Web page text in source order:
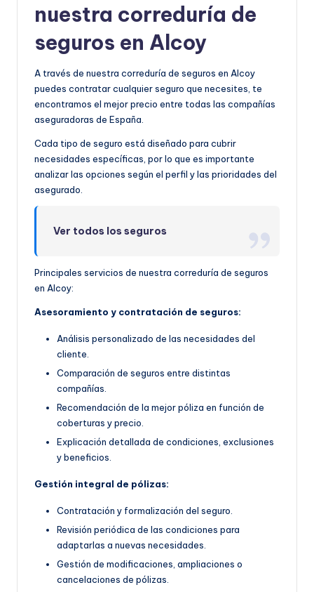
nuestra correduría de
seguros en Alcoy
A través de nuestra correduría de seguros en Alcoy
puedes contratar cualquier seguro que necesites, te
encontramos el mejor precio entre todas las compañías
aseguradoras de España.
Cada tipo de seguro está diseñado para cubrir
necesidades específicas, por lo que es importante
analizar las opciones según el perfil y las prioridades del
asegurado.
Ver todos los seguros
Principales servicios de nuestra correduría de seguros
en Alcoy:
Asesoramiento y contratación de seguros:
Análisis personalizado de las necesidades del
cliente.
Comparación de seguros entre distintas
compañías.
Recomendación de la mejor póliza en función de
coberturas y precio.
Explicación detallada de condiciones, exclusiones
y beneficios.
Gestión integral de pólizas:
Contratación y formalización del seguro.
Revisión periódica de las condiciones para
adaptarlas a nuevas necesidades.
Gestión de modificaciones, ampliaciones o
cancelaciones de pólizas.